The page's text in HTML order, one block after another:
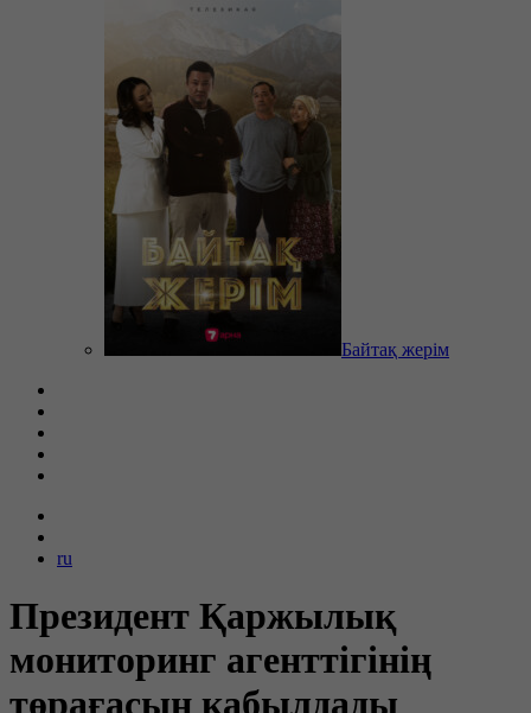
Байтақ жерім
ru
Президент Қаржылық
мониторинг агенттігінің
төрағасын қабылдады